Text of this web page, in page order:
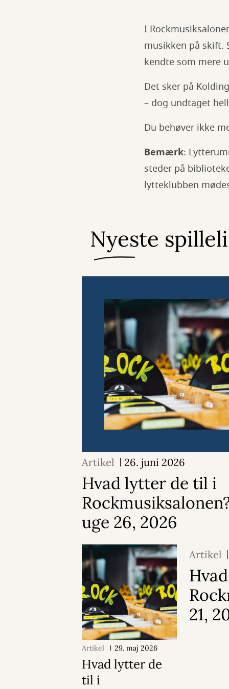
I
musikken på skift.
kendte som mere
Det sker på
– dog undtaget
Du behøver ikke
Bemærk:
steder på
lytteklubben
Nyeste
Artikel 26. juni 2026
Hvad lytter de til i
uge 26, 2026
Artikel 29. maj 2026
Hvad lytter de
til i
Artikel
21,